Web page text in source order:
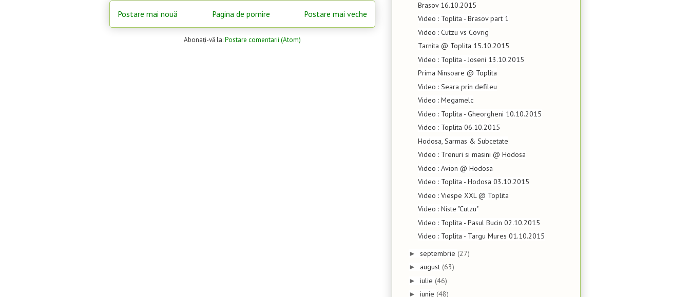
Postare mai nouă Postare mai veche
Pagina de pornire
Abonați-vă la:Postare comentarii (Atom)
Brasov 16.10.2015
Video : Toplita - Brasov part 1
Video : Cutzu vs Covrig
Tarnita @ Toplita 15.10.2015
Video : Toplita - Joseni 13.10.2015
Prima Ninsoare @ Toplita
Video : Seara prin defileu
Video : Megamelc
Video : Toplita - Gheorgheni 10.10.2015
Video : Toplita 06.10.2015
Hodosa, Sarmas & Subcetate
Video : Trenuri si masini @ Hodosa
Video : Avion @ Hodosa
Video : Toplita - Hodosa 03.10.2015
Video : Viespe XXL @ Toplita
Video : Niste "Cutzu"
Video : Toplita - Pasul Bucin 02.10.2015
Video : Toplita - Targu Mures 01.10.2015
► septembrie (27)
► august (63)
► iulie (46)
► iunie (48)